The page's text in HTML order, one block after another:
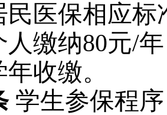
民医保相应
人缴纳80元/
收缴。
学生参保程序